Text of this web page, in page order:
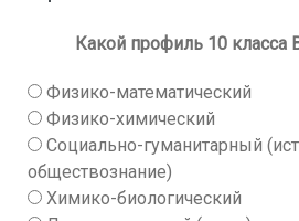
Какой профиль 10 класса
Физико-математический
Физико-химический
Социально-гуманитарный
обществознание)
Химико-биологический